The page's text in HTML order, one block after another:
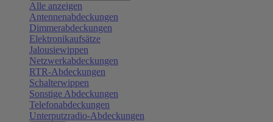
Alle anzeigen
Antennenabdeckungen
Dimmerabdeckungen
Elektronikaufsätze
Jalousiewippen
Netzwerkabdeckungen
RTR-Abdeckungen
Schalterwippen
Sonstige Abdeckungen
Telefonabdeckungen
Unterputzradio-Abdeckungen